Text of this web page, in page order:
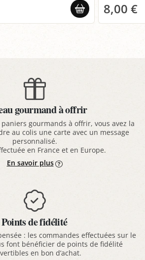
8,00 €
gourmand à offrir
gourmands à offrir, vous avez la
au colis une carte avec un message
personnalisé.
en France et en Europe.
En savoir plus
Points de fidélité
: les commandes effectuées sur le
font bénéficier de points de fidélité
en bon d’achat.